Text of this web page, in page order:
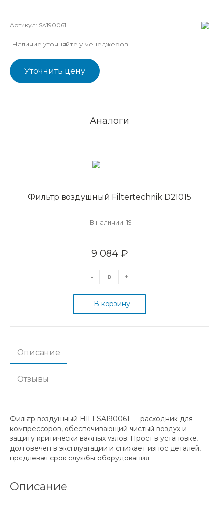
Артикул: SA190061
Наличие уточняйте у менеджеров
Уточнить цену
Аналоги
Фильтр воздушный Filtertechnik D21015
В наличии: 19
9 084 ₽
- +
В корзину
Описание
Отзывы
Фильтр воздушный HIFI SA190061 — расходник для
компрессоров, обеспечивающий чистый воздух и
защиту критически важных узлов. Прост в установке,
долговечен в эксплуатации и снижает износ деталей,
продлевая срок службы оборудования.
Описание